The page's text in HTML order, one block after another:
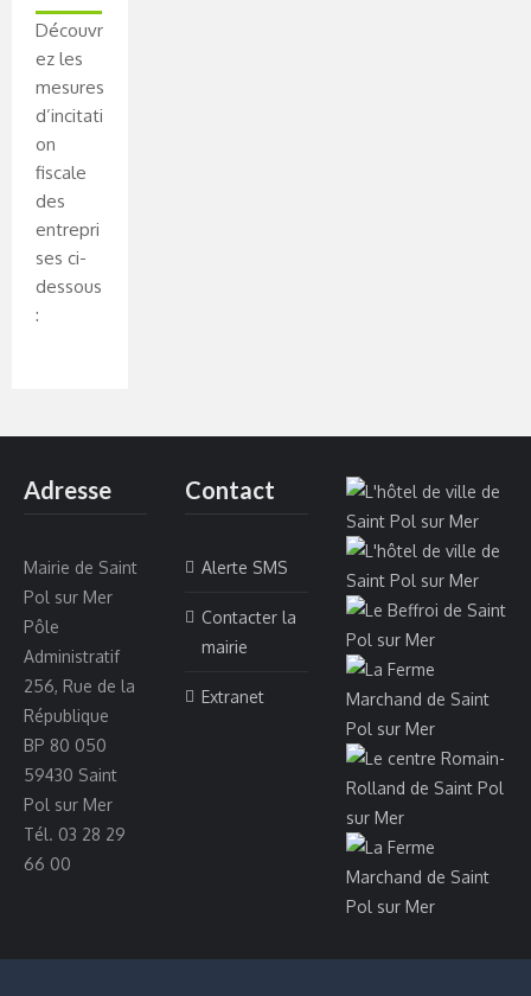
Découvr
ez les
mesures
d’incitati
on
fiscale
des
entrepri
ses ci-
dessous
:
Adresse
Mairie de Saint
Pol sur Mer
Pôle
Administratif
256, Rue de la
République
BP 80 050
59430 Saint
Pol sur Mer
Tél. 03 28 29
66 00
Contact
Alerte SMS
Contacter la
mairie
Extranet